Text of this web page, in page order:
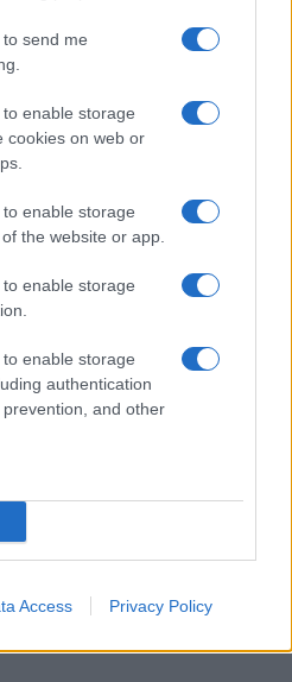
send me
enable storage
cookies on web or
enable storage
the website or app.
enable storage
enable storage
authentication
and other
Access Privacy Policy
il minimo storico, si
è cumulabile o il cashback
veneziano, iniziò come
postato una guida sui
la sua trasformazione in
amichevoli e porta in
fotografici di vaporetto e